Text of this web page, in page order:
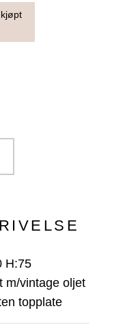
H:75
m/vintage oljet
topplate